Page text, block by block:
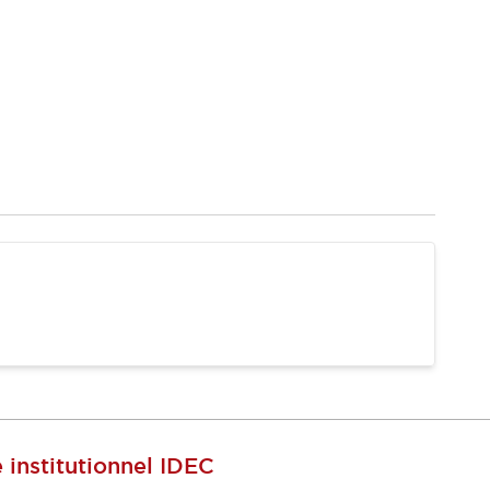
institutionnel IDEC